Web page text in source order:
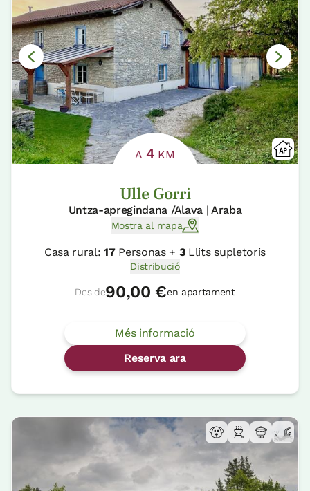
A 4 KM
Ulle Gorri
Untza-apregindana /Alava | Araba
Mostra al mapa
Casa rural:17Personas + 3Llits supletoris
Distribució
Des de90,00 €en apartament
Més informació
Reserva ara